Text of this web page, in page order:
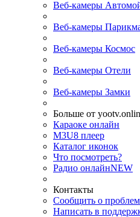
Веб-камеры
Веб-камеры
Веб-камеры Космос
Веб-камеры Отели
Веб-камеры Замки
Больше от
Караоке онлайн
M3U8 плеер
Каталог иконок
Что посмотреть?
Радио онлайнNEW
Контакты
Сообщить о
Написать в